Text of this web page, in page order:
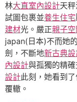
林大直室內設計天
試圖包裹並養生住宅
建材光。嚴正親子
japan(日本)不而她
劍，不斷地新古典
內設計與孤獨的精
設計此刻，她看到
覆轍。